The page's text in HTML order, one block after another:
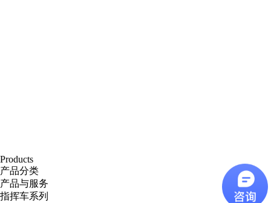
Products
产品分类
产品与服务
指挥车系列